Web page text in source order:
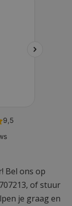
Bel ons op
of stuur
je graag en